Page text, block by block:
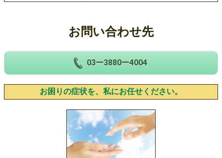
お問い合わせ先
03ー3880ー4004
お困りの症状を、私にお任せください。